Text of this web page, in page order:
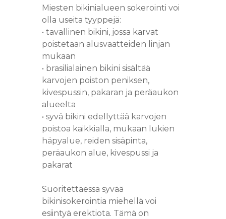
Miesten bikinialueen sokerointi voi
olla useita tyyppejä:
• tavallinen bikini, jossa karvat
poistetaan alusvaatteiden linjan
mukaan
• brasilialainen bikini sisältää
karvojen poiston peniksen,
kivespussin, pakaran ja peräaukon
alueelta
• syvä bikini edellyttää karvojen
poistoa kaikkialla, mukaan lukien
häpyalue, reiden sisäpinta,
peräaukon alue, kivespussi ja
pakarat
Suoritettaessa syvää
bikinisokerointia miehellä voi
esiintyä erektiota. Tämä on